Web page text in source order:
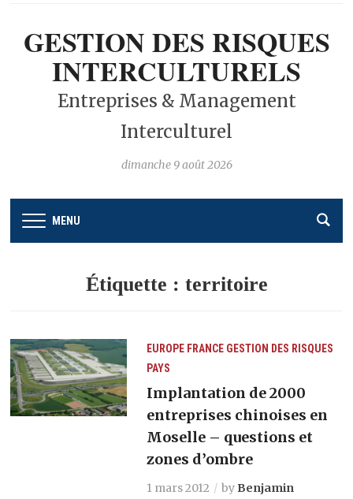
GESTION DES RISQUES
INTERCULTURELS
Entreprises & Management
Interculturel
dimanche 9 août 2026
MENU
Étiquette : territoire
EUROPE FRANCE GESTION DES RISQUES
PAYS
Implantation de 2000
entreprises chinoises en
Moselle – questions et
zones d’ombre
1 mars 2012 by Benjamin